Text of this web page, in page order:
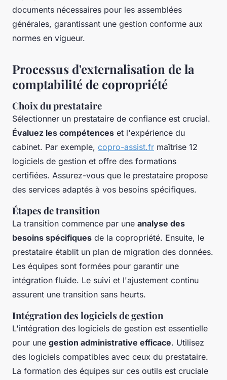
documents nécessaires pour les assemblées
générales, garantissant une gestion conforme aux
normes en vigueur.
Processus d'externalisation de la
comptabilité de copropriété
Choix du prestataire
Sélectionner un prestataire de confiance est crucial.
Évaluez les compétences et l'expérience du
cabinet. Par exemple, copro-assist.fr maîtrise 12
logiciels de gestion et offre des formations
certifiées. Assurez-vous que le prestataire propose
des services adaptés à vos besoins spécifiques.
Étapes de transition
La transition commence par une analyse des
besoins spécifiques de la copropriété. Ensuite, le
prestataire établit un plan de migration des données.
Les équipes sont formées pour garantir une
intégration fluide. Le suivi et l'ajustement continu
assurent une transition sans heurts.
Intégration des logiciels de gestion
L'intégration des logiciels de gestion est essentielle
pour une gestion administrative efficace. Utilisez
des logiciels compatibles avec ceux du prestataire.
La formation des équipes sur ces outils est cruciale